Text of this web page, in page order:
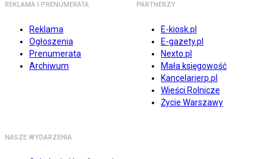
REKLAMA I PRENUMERATA
Reklama
Ogłoszenia
Prenumerata
Archiwum
PARTNERZY
E-kiosk.pl
E-gazety.pl
Nexto.pl
Mała księgowość
Kancelarierp.pl
Wieści Rolnicze
Życie Warszawy
NASZE WYDARZENIA